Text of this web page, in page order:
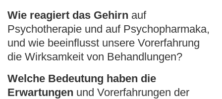
Wie reagiert das Gehirn auf
Psychotherapie und auf Psychopharmaka,
und wie beeinflusst unsere Vorerfahrung
die Wirksamkeit von Behandlungen?
Welche Bedeutung haben die
Erwartungen und Vorerfahrungen der